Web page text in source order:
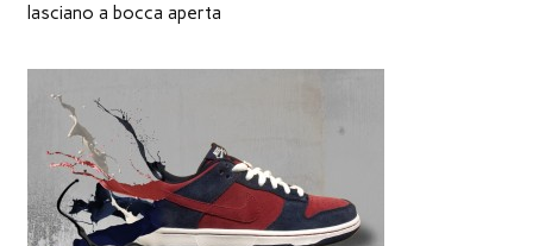
lasciano a bocca aperta